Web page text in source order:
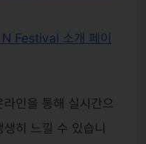
Festival 소개 페이
인을 통해 실시간으
히 느낄 수 있습니